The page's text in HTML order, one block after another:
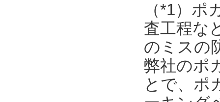
（*1）
査工程な
のミスの
弊社のポ
とで、ポ